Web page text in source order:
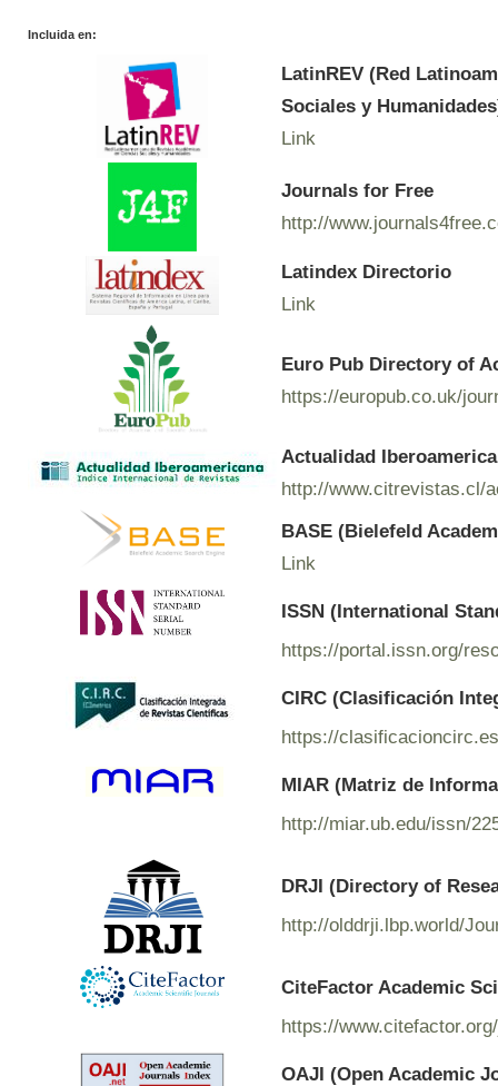
Incluida en:
LatinREV (Red
Sociales y
Link
Journals for Free
http://
Latindex Directorio
Link
Euro Pub Directory of
https://europub.co.uk/
Actualidad
http://www.citrevistas.cl/
BASE (Bielefeld
Link
ISSN (International
https://portal.issn.org/
CIRC (Clasificación
https://
MIAR (Matriz de
http://miar.ub.edu/issn/
DRJI (Directory of
http://olddrji.lbp.world/
CiteFactor Academic
https://
OAJI (Open Academic